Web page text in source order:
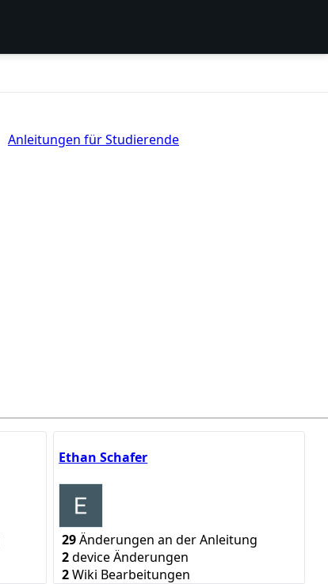
Anleitungen für Studierende
Ethan Schafer
29Änderungen an der Anleitung
2device Änderungen
2Wiki Bearbeitungen